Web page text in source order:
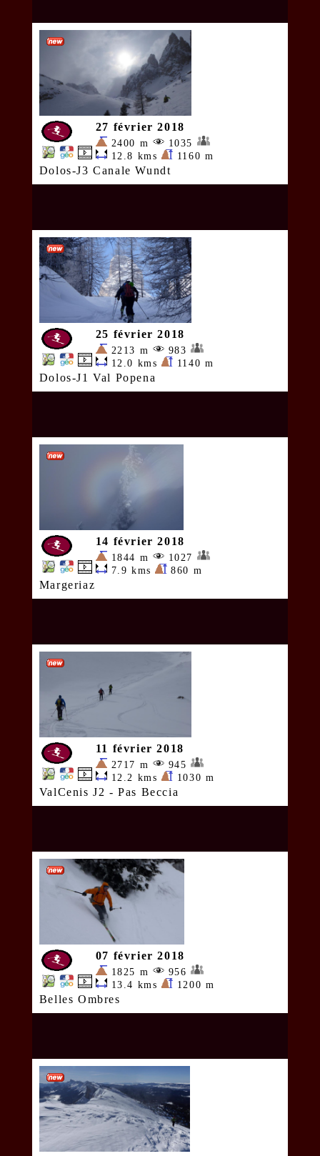
27 février 2018
2400 m
1035
12.8 kms
1160 m
Dolos-J3 Canale Wundt
25 février 2018
2213 m
983
12.0 kms
1140 m
Dolos-J1 Val Popena
14 février 2018
1844 m
1027
7.9 kms
860 m
Margeriaz
11 février 2018
2717 m
945
12.2 kms
1030 m
ValCenis J2 - Pas Beccia
07 février 2018
1825 m
956
13.4 kms
1200 m
Belles Ombres